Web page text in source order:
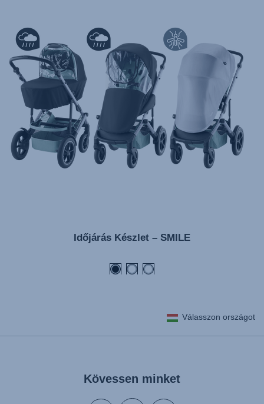
Instrucciones del usuario (Español)
Manual de instruções (Português)
Istruzioni per l’uso (Italiano)
Инструкция пользователя (Русский язык)
Instrukcja użytkownika (Język polski)
Návod na použitie (Slovenský jazyk)
Инструкция за ползване (Български език)
Upute za uporabu (Hrvatski jezik)
Kasutusjuhend (Eesti keel)
Käyttöohjeet (Suomi)
Lietošanas instrukcija (Latviešu valoda)
Naudojimo instrukcija (Lietuvių kalba)
Instrucţiuni de utilizare (Limba română)
Uputstvo za korišcenje (Srpski)
Időjárás Készlet – SMILE
Válasszon országot
Kövessen minket